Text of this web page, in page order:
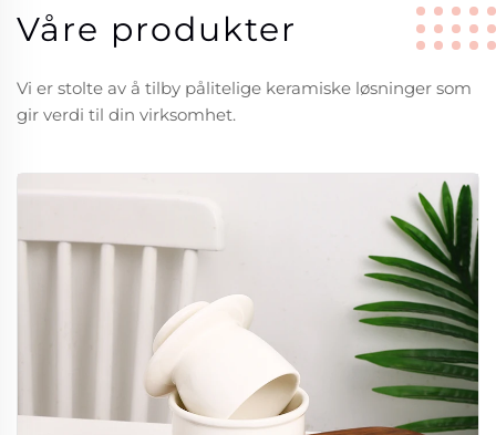
Våre produkter
Vi er stolte av å tilby pålitelige keramiske løsninger som
gir verdi til din virksomhet.